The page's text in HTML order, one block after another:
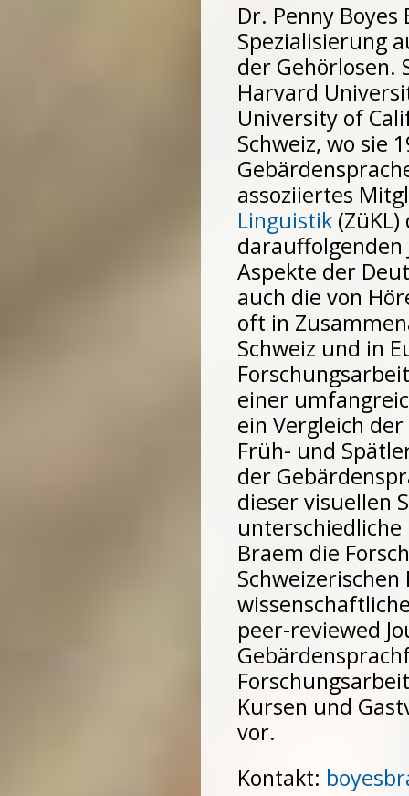
Dr. Penny
Spezialisierung
der Gehörlosen.
Harvard
University of
Schweiz, wo sie
assoziiertes
Linguistik
darauffolgenden
Aspekte der
auch die von
oft in
Schweiz und in
einer
ein Vergleich
Früh- und
der
dieser visuellen
unterschiedliche
Braem die
peer-reviewed
Kursen und
vor.
Kontakt: